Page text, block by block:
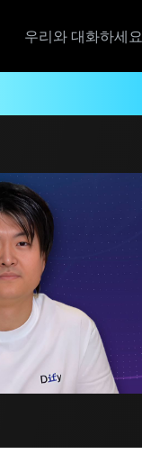
우리와 대화하세요